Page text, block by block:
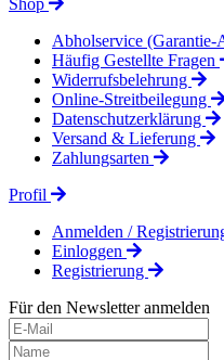
Shop
Abholservice
Häufig Gestellte Fragen
Widerrufsbelehrung
Online-Streitbeilegung
Datenschutzerklärung
Versand & Lieferung
Zahlungsarten
Profil
Anmelden /
Einloggen
Registrierung
Für den Newsletter anmelden